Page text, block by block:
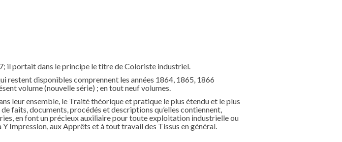
il portait dans le principe le titre de Coloriste industriel.
restent disponibles comprennent les années 1864, 1865, 1866
volume (nouvelle série) ; en tout neuf volumes.
leur ensemble, le Traité théorique et pratique le plus étendu et le plus
faits, documents, procédés et descriptions qu’elles contiennent,
en font un précieux auxiliaire pour toute exploitation industrielle ou
Impression, aux Apprêts et à tout travail des Tissus en général.